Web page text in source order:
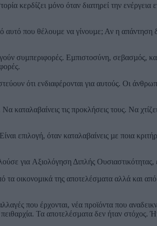
κερδίζει µόνο όταν διατηρεί την ενέργεια
που θέλουµε να γίνουµε; Αν η απάντηση
συµπεριφορές. Εµπιστοσύνη, σεβασµός,
ότι ενδιαφέρονται για αυτούς. Οι
καταλαβαίνεις τις προκλήσεις τους. Να
επιλογή, όταν καταλαβαίνεις µε ποια
για Αξιολόγηση Διπλής Ουσιαστικότητας,
τα οικονοµικά της αποτελέσµατα αλλά και
που έρχονται, νέα προϊόντα που
Τα αποτελέσµατα δεν ήταν στόχος.